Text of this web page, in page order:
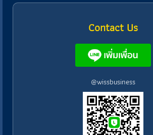
Contact Us
@wissbusiness